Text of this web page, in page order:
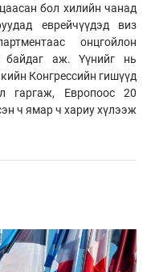
бол хилийн чанад
еврейчүүдэд виз
онцгойлон
байдаг аж. Үүнийг нь
Конгрессийн гишүүд
гаргаж, Европоос 20
ч ямар ч хариу хүлээж